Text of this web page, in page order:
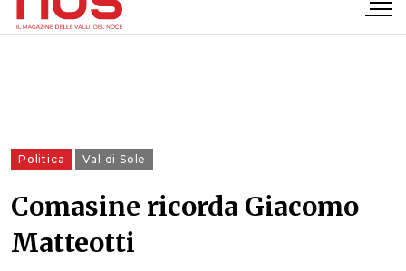
Politica Val di Sole
Comasine ricorda Giacomo
Matteotti